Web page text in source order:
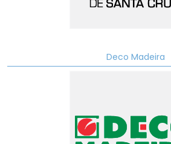
Deco Madeira